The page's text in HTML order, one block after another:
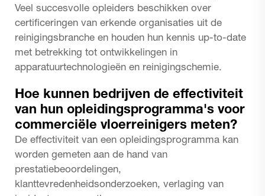
Veel succesvolle opleiders beschikken over
certificeringen van erkende organisaties uit de
reinigingsbranche en houden hun kennis up-to-date
met betrekking tot ontwikkelingen in
apparatuurtechnologieën en reinigingschemie.
Hoe kunnen bedrijven de effectiviteit
van hun opleidingsprogramma's voor
commerciële vloerreinigers meten?
De effectiviteit van een opleidingsprogramma kan
worden gemeten aan de hand van
prestatiebeoordelingen,
klanttevredenheidsonderzoeken, verlaging van